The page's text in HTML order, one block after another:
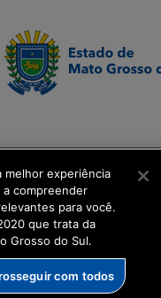
melhor experiência
compreender
para você.
que trata da
Grosso do Sul.
com todos